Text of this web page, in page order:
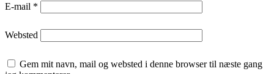
E-mail *
Websted
Gem mit navn, mail og websted i denne browser til næste gang